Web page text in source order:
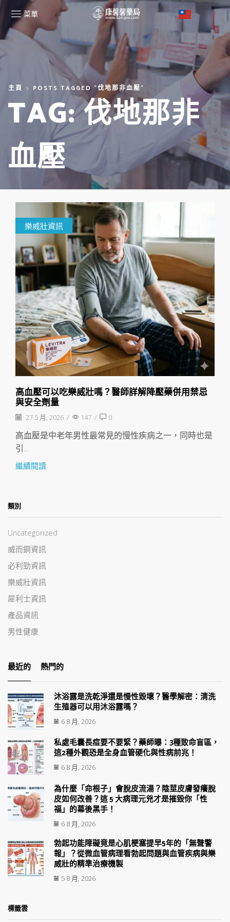
菜單
主頁 POSTS TAGGED "伐地那非血壓"
TAG: 伐地那非
血壓
樂威壯資訊
高血壓可以吃樂威壯嗎？醫師詳解降壓藥併用禁忌
與安全劑量
27 5 月, 2026 / 147 / 0
高血壓是中老年男性最常見的慢性疾病之一，同時也是
引...
繼續閱讀
類別
Uncategorized
威而鋼資訊
必利勁資訊
樂威壯資訊
犀利士資訊
產品資訊
男性健康
最近的 熱門的
沐浴露是洗乾淨還是慢性毀壞？醫學解密：清洗
生殖器可以用沐浴露嗎？
6 8 月, 2026
私處毛囊長痘要不要緊？藥師曝：3種致命盲區，
這2種外觀恐是全身血管硬化與性病前兆！
6 8 月, 2026
為什麼「命根子」會脫皮流湯？陰莖皮膚發癢脫
皮如何改善？這 5 大病理元兇才是摧毀你「性
福」的幕後黑手！
6 8 月, 2026
勃起功能障礙竟是心肌梗塞提早5年的「無聲警
報」？從微血管病理看勃起問題與血管疾病與樂
威壯的精準治療機製
5 8 月, 2026
標籤雲